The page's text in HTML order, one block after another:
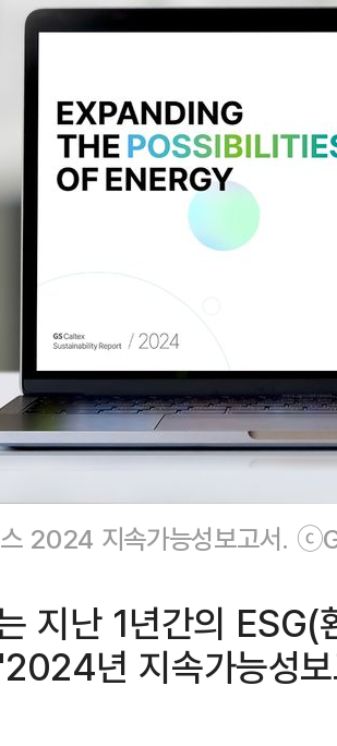
2024 지속가능성보고서.
지난 1년간의 ESG(
년 지속가능성